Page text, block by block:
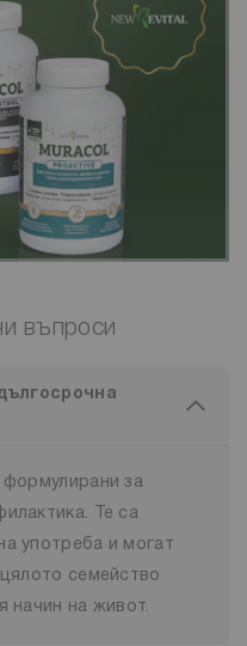
въпроси
за
Те са
употреба и могат
семейство
начин на живот.